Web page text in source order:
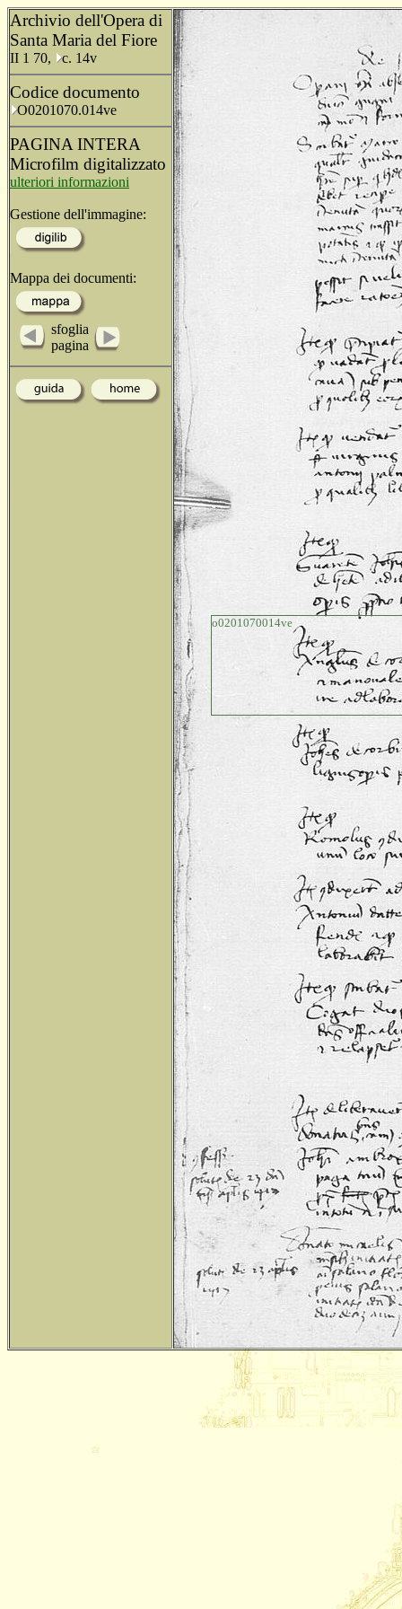
Archivio dell'Opera di
Santa Maria del Fiore
II 1 70, c. 14v
Codice documento
O0201070.014ve
PAGINA INTERA
Microfilm digitalizzato
ulteriori informazioni
Gestione dell'immagine:
Mappa dei documenti:
sfoglia
pagina
o0201070014ve